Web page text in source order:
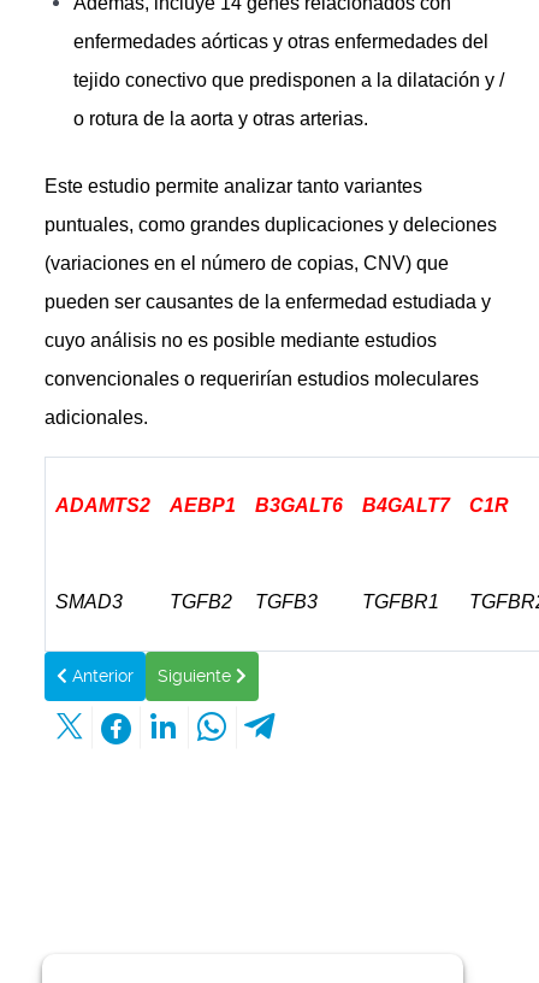
enfermedades aórticas y otras enfermedades del
tejido conectivo que predisponen a la dilatación y /
o rotura de la aorta y otras arterias.
Este estudio permite analizar tanto variantes
puntuales, como grandes duplicaciones y deleciones
(variaciones en el número de copias, CNV) que
pueden ser causantes de la enfermedad estudiada y
cuyo análisis no es posible mediante estudios
convencionales o requerirían estudios moleculares
adicionales.
ADAMTS2 AEBP1 B3GALT6 B4GALT7 C1R
SMAD3 TGFB2 TGFB3 TGFBR1
Artículo anterior: POR LO MENOS, EL 80% DE LAS
Anterior Artículo siguiente: DISTINGUIENDO ENTRE
Siguiente